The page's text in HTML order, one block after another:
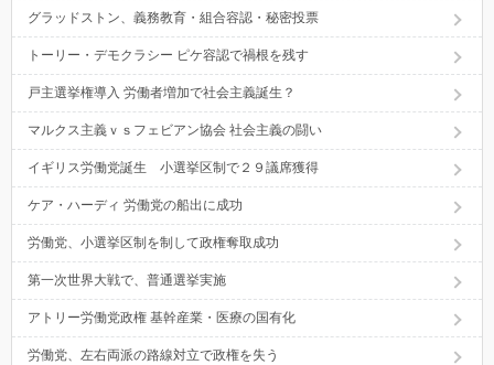
グラッドストン、義務教育・組合容認・秘密投票
トーリー・デモクラシー ピケ容認で禍根を残す
戸主選挙権導入 労働者増加で社会主義誕生？
マルクス主義ｖｓフェビアン協会 社会主義の闘い
イギリス労働党誕生 小選挙区制で２９議席獲得
ケア・ハーディ 労働党の船出に成功
労働党、小選挙区制を制して政権奪取成功
第一次世界大戦で、普通選挙実施
アトリー労働党政権 基幹産業・医療の国有化
労働党、左右両派の路線対立で政権を失う